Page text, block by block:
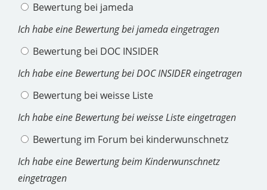
Bewertung bei jameda
Ich habe eine Bewertung bei jameda eingetragen
Bewertung bei DOC INSIDER
Ich habe eine Bewertung bei DOC INSIDER eingetragen
Bewertung bei weisse Liste
Ich habe eine Bewertung bei weisse Liste eingetragen
Bewertung im Forum bei kinderwunschnetz
Ich habe eine Bewertung beim Kinderwunschnetz
eingetragen